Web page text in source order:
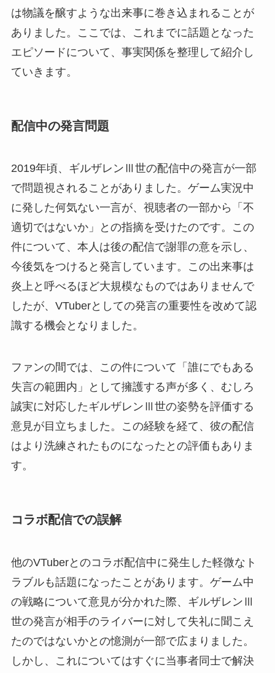
は物議を醸すような出来事に巻き込まれることが
ありました。ここでは、これまでに話題となった
エピソードについて、事実関係を整理して紹介し
ていきます。
配信中の発言問題
2019年頃、ギルザレンⅢ世の配信中の発言が一部
で問題視されることがありました。ゲーム実況中
に発した何気ない一言が、視聴者の一部から「不
適切ではないか」との指摘を受けたのです。この
件について、本人は後の配信で謝罪の意を示し、
今後気をつけると発言しています。この出来事は
炎上と呼べるほど大規模なものではありませんで
したが、VTuberとしての発言の重要性を改めて認
識する機会となりました。
ファンの間では、この件について「誰にでもある
失言の範囲内」として擁護する声が多く、むしろ
誠実に対応したギルザレンⅢ世の姿勢を評価する
意見が目立ちました。この経験を経て、彼の配信
はより洗練されたものになったとの評価もありま
す。
コラボ配信での誤解
他のVTuberとのコラボ配信中に発生した軽微なト
ラブルも話題になったことがあります。ゲーム中
の戦略について意見が分かれた際、ギルザレンⅢ
世の発言が相手のライバーに対して失礼に聞こえ
たのではないかとの憶測が一部で広まりました。
しかし、これについてはすぐに当事者同士で解決